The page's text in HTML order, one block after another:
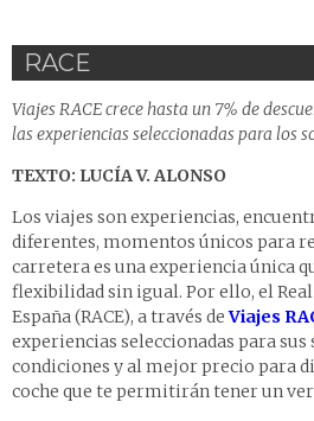
RACE
Viajes RACE crece hasta un 7% de
las experiencias seleccionadas para los
TEXTO: LUCÍA V. ALONSO
Los viajes son experiencias,
diferentes, momentos únicos para
carretera es una experiencia única
flexibilidad sin igual. Por ello, el
España (RACE), a través deViajes
experiencias seleccionadas para
condiciones y al mejor precio para
coche que te permitirán tener un